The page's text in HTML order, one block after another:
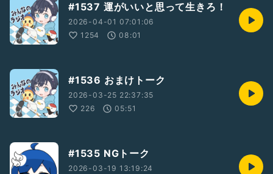
#1537 運がいいと思って生きろ！
2026-04-01 07:01:06
1254
08:01
#1536 おまけトーク
2026-03-25 22:37:35
226
05:51
#1535 NGトーク
2026-03-19 13:19:24